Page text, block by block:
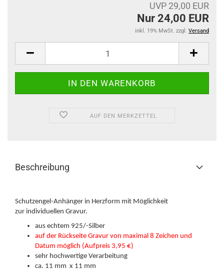
UVP 29,00 EUR
Nur 24,00 EUR
inkl. 19% MwSt. zzgl. Versand
AUF DEN MERKZETTEL
Beschreibung
Schutzengel-Anhänger in Herzform mit Möglichkeit
zur individuellen Gravur.
aus echtem 925/-Silber
auf der Rückseite Gravur von maximal 8 Zeichen und
Datum möglich (Aufpreis 3,95 €)
sehr hochwertige Verarbeitung
ca. 11 mm x 11 mm